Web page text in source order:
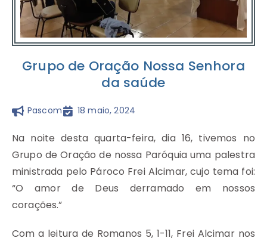
Grupo de Oração Nossa Senhora
da saúde
Pascom 18 maio, 2024
Na noite desta quarta-feira, dia 16, tivemos no
Grupo de Oração de nossa Paróquia uma palestra
ministrada pelo Pároco Frei Alcimar, cujo tema foi:
“O amor de Deus derramado em nossos
corações.”
Com a leitura de Romanos 5, 1-11, Frei Alcimar nos